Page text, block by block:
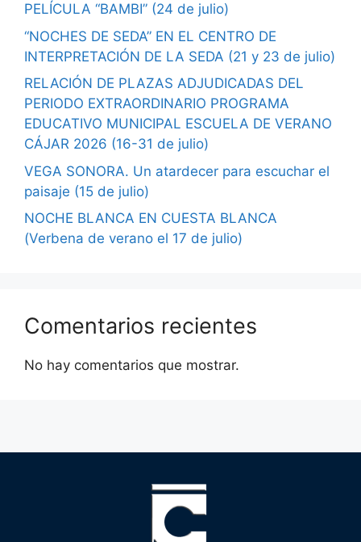
PELÍCULA “BAMBI” (24 de julio)
“NOCHES DE SEDA” EN EL CENTRO DE
INTERPRETACIÓN DE LA SEDA (21 y 23 de julio)
RELACIÓN DE PLAZAS ADJUDICADAS DEL
PERIODO EXTRAORDINARIO PROGRAMA
EDUCATIVO MUNICIPAL ESCUELA DE VERANO
CÁJAR 2026 (16-31 de julio)
VEGA SONORA. Un atardecer para escuchar el
paisaje (15 de julio)
NOCHE BLANCA EN CUESTA BLANCA
(Verbena de verano el 17 de julio)
Comentarios recientes
No hay comentarios que mostrar.